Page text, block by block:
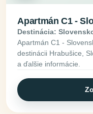
Apartmán C1 -
Destinácia:
Apartmán C1 -
destinácii Hrabušice,
a ďalšie informácie.